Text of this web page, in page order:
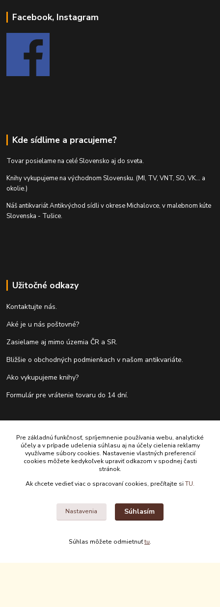
Facebook, Instagram
Kde sídlime a pracujeme?
Tovar posielame na celé Slovensko aj do sveta.
Knihy vykupujeme na východnom Slovensku. (MI, TV, VNT, SO, VK... a
okolie.)
Náš antikvariát Antikvýchod sídli v okrese Michalovce, v malebnom kúte
Slovenska - Tušice.
Užitočné odkazy
Kontaktujte nás.
Aké je u nás poštovné?
Zasielame aj mimo územia ČR a SR.
Bližšie o obchodných podmienkach v našom antikvariáte.
Ako vykupujeme knihy?
Formulár pre vrátenie tovaru do 14 dní.
Antikvariát Antikvýchod
Pre základnú funkčnosť, spríjemnenie používania webu, analytické
účely a v prípade udelenia súhlasu aj na účely cielenia reklamy
využívame súbory cookies. Nastavenie vlastných preferencií
cookies môžete kedykoľvek upraviť odkazom v spodnej časti
stránok.
Ak chcete vedieť viac o spracovaní cookies, prečítajte siTU.
Nastavenia Súhlasím
Súhlas môžete odmietnuťtu.